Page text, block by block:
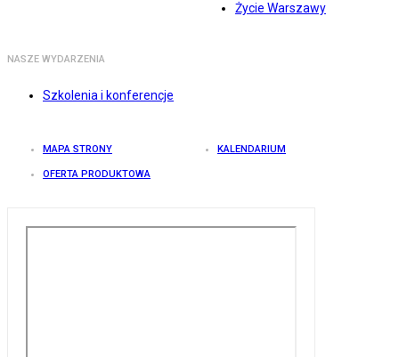
Życie Warszawy
NASZE WYDARZENIA
Szkolenia i konferencje
MAPA STRONY KALENDARIUM
OFERTA PRODUKTOWA